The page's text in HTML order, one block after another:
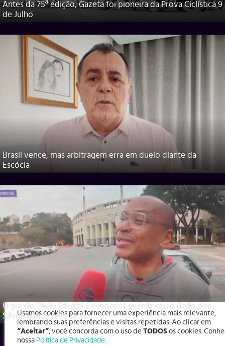
Antes da 75ª edição, Gazeta foi pioneira da Prova Ciclística 9
de Julho
Brasil vence, mas arbitragem erra em duelo diante da
Escócia
O gol do Paulo Sérgio! Ex-jogador guarda carro dado por
Silvio Santos pelo tetra
Usamos cookies para fornecer uma experiência mais relevante,
lembrando suas preferências e visitas repetidas. Ao clicar em
“Aceitar”, você concorda com o uso de TODOSos cookies.
nossa Política de Privacidade.